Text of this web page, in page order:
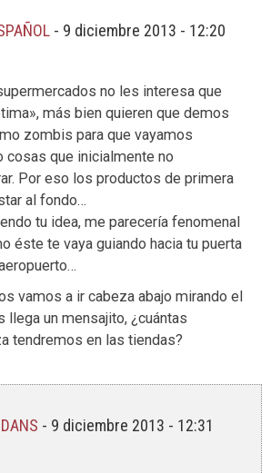
- 9 diciembre 2013 - 12:20
no les interesa que
más bien quieren que demos
zombis para que vayamos
cosas que inicialmente no
Por eso los productos de primera
al fondo…
tu idea, me parecería fenomenal
éste te vaya guiando hacia tu puerta
vamos a ir cabeza abajo mirando el
llega un mensajito, ¿cuántas
tendremos en las tiendas?
- 9 diciembre 2013 - 12:31